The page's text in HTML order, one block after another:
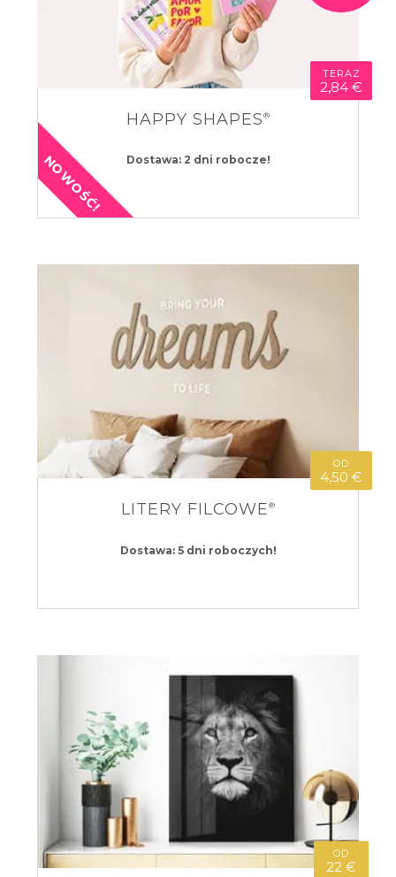
TERAZ
2,84 €
HAPPY SHAPES®
Dostawa: 2 dni robocze!
NOWOŚĆ!
OD
4,50 €
LITERY FILCOWE®
Dostawa: 5 dni roboczych!
OD
22 €